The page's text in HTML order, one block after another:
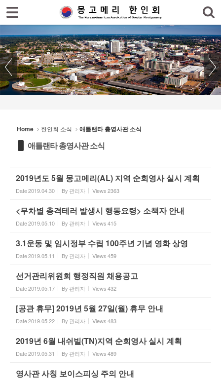
Home 한인회 소식 애틀랜타 총영사관 소식
애틀랜타 총영사관 소식
2019년도 5월 몽고메리(AL) 지역 순회영사 실시 계획
Date2019.04.30 By 관리자 Views2363
<무차별 총격테러 발생시 행동요령> 소책자 안내
Date2019.05.10 By 관리자 Views415
3.1운동 및 임시정부 수립 100주년 기념 영화 상영
Date2019.05.11 By 관리자 Views459
선거관리위원회 행정직원 채용공고
Date2019.05.17 By 관리자 Views432
[공관 휴무] 2019년 5월 27일(월) 휴무 안내
Date2019.05.22 By 관리자 Views483
2019년 6월 내쉬빌(TN)지역 순회영사 실시 계획
Date2019.05.31 By 관리자 Views489
영사관 사칭 보이스피싱 주의 안내
로그인 회원가입
한인회
한인회 소식
- 공지사항
- 몽고메리 한인회 이모저모
- 사진으로 보는 한인회
한인회 커뮤니티
한인 회원&협찬사
Sketchbook5, 스케치북5
Sketchbook5, 스케치북5